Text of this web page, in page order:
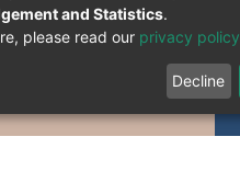
and Statistics.
please read our privacy policy
Decline